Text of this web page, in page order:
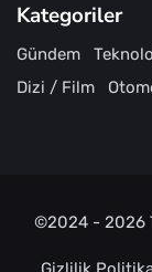
Kategoriler
Gündem
Dizi / Film
©2024 - 2026